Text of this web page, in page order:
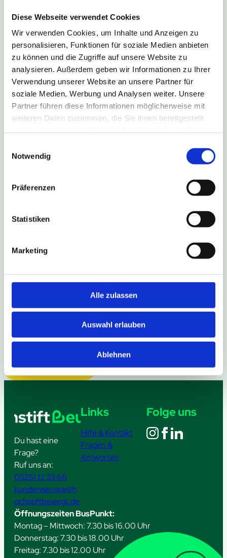
Diese Webseite verwendet Cookies
Wir verwenden Cookies, um Inhalte und Anzeigen zu
personalisieren, Funktionen für soziale Medien anbieten
zu können und die Zugriffe auf unsere Website zu
analysieren. Außerdem geben wir Informationen zu Ihrer
Verwendung unserer Website an unsere Partner für
soziale Medien, Werbung und Analysen weiter. Unsere
Partner führen diese Informationen möglicherweise mit
weiteren Daten zusammen, die Sie ihnen bereitgestellt
Notwendig
Präferenzen
Statistiken
Marketing
Alle zulassen
Auswahl erlauben
Ablehnen
Im Rahmen des Schützenfestes in Bad Driburg-
Neuenheerse kommt es am Wochenende zu
kurzzeitigen Sperrungen der Haltestellen
Neuenheerse Siedlung und Neuenheerse Kiche.
Weitere Infos
B1-Sperrung führt zu Umleitung
Aufgrund einer Fahrbahn-Sanierung ist die B1 in
Fahrtrichtung Salzkotten vom 6. August bis zum
16. Oktober 2026 gesperrt. Die Linien S90, 490,
eine Umleitungsstrecke.
Weitere Infos
Weitere Meldungen
Du hast eine
Frage?
Ruf uns an:
05251 12 33 66
kundenservice@h
ochstiftbewegt.de
Links
Hilfe & Kontakt
Fragen &
Antworten
Folge uns
Öffnungszeiten BusPunkt:
Montag – Mittwoch: 7.30 bis 16.00 Uhr
Donnerstag: 7.30 bis 18.00 Uhr
Freitag: 7.30 bis 12.00 Uhr